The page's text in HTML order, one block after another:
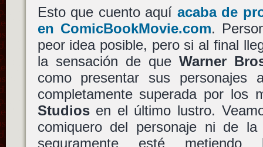
Esto que cuento aquí acaba de
en ComicBookMovie.com.
peor idea posible, pero si al final
la sensación de que Warner
como presentar sus
completamente superada por los
Studiosen el último lustro.
comiquero del personaje ni de
seguramente esté